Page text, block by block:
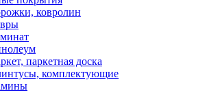
ковролин
паркетная доска
комплектующие